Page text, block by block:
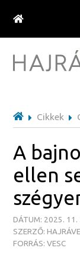
Cikkek
A
ellen
DÁTUM: 2025.
SZERZŐ:
FORRÁS: VESC